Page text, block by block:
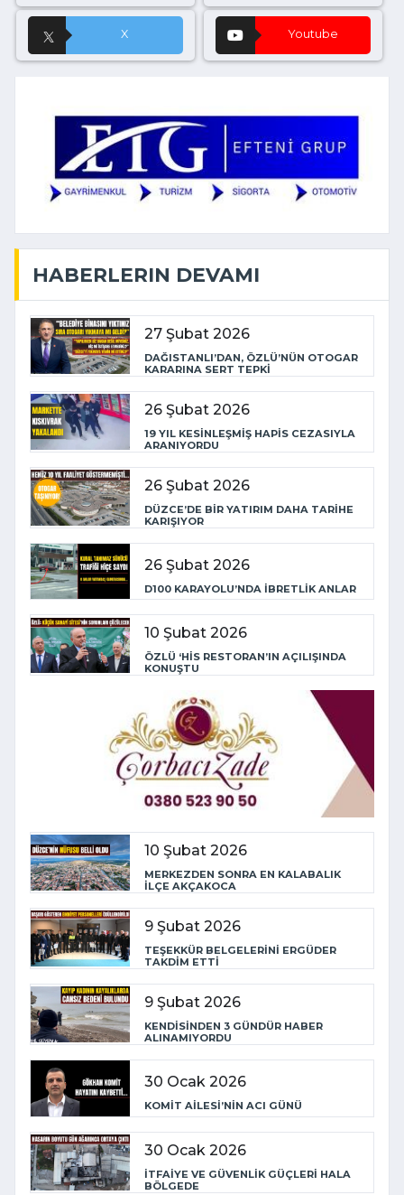
X Youtube
HABERLERIN DEVAMI
27 Şubat 2026
DAĞISTANLI’DAN, ÖZLÜ’NÜN OTOGAR
KARARINA SERT TEPKİ
26 Şubat 2026
19 YIL KESİNLEŞMİŞ HAPİS CEZASIYLA
ARANIYORDU
26 Şubat 2026
DÜZCE’DE BİR YATIRIM DAHA TARİHE
KARIŞIYOR
26 Şubat 2026
D100 KARAYOLU’NDA İBRETLİK ANLAR
10 Şubat 2026
ÖZLÜ ‘HİS RESTORAN’IN AÇILIŞINDA
KONUŞTU
10 Şubat 2026
MERKEZDEN SONRA EN KALABALIK
İLÇE AKÇAKOCA
9 Şubat 2026
TEŞEKKÜR BELGELERİNİ ERGÜDER
TAKDİM ETTİ
9 Şubat 2026
KENDİSİNDEN 3 GÜNDÜR HABER
ALINAMIYORDU
30 Ocak 2026
KOMİT AİLESİ’NİN ACI GÜNÜ
30 Ocak 2026
İTFAİYE VE GÜVENLİK GÜÇLERİ HALA
BÖLGEDE